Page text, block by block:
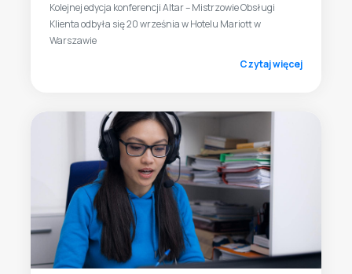
Kolejnej edycja konferencji Altar – Mistrzowie Obsługi
Klienta odbyła się 20 września w Hotelu Mariott w
Warszawie
Czytaj więcej